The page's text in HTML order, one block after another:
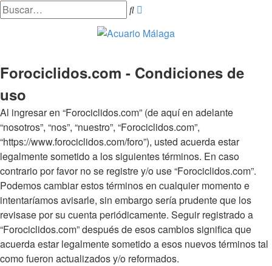
Buscar
Forociclidos.com - Condiciones de
uso
Al ingresar en “Forociclidos.com” (de aquí en adelante
“nosotros”, “nos”, “nuestro”, “Forociclidos.com”,
“https://www.forociclidos.com/foro”), usted acuerda estar
legalmente sometido a los siguientes términos. En caso
contrario por favor no se registre y/o use “Forociclidos.com”.
Podemos cambiar estos términos en cualquier momento e
intentaríamos avisarle, sin embargo sería prudente que los
revisase por su cuenta periódicamente. Seguir registrado a
“Forociclidos.com” después de esos cambios significa que
acuerda estar legalmente sometido a esos nuevos términos tal
como fueron actualizados y/o reformados.